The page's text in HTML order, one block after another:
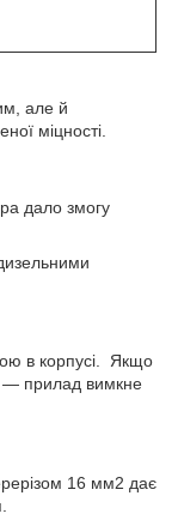
але й
міцності.
дало змогу
в корпусі. Якщо
— прилад вимкне
16 мм2 дає